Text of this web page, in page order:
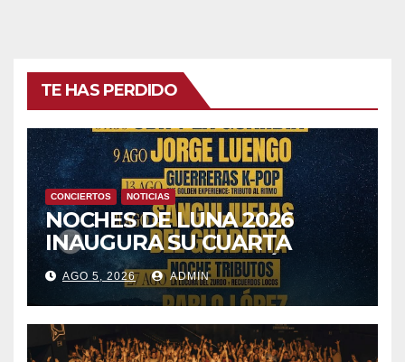
TE HAS PERDIDO
CONCIERTOS NOTICIAS
NOCHES DE LUNA 2026
INAUGURA SU CUARTA
TEMPORADA ESTE SÁBADO
8 CON OBK Y LA GUARDIA
AGO 5, 2026 ADMIN